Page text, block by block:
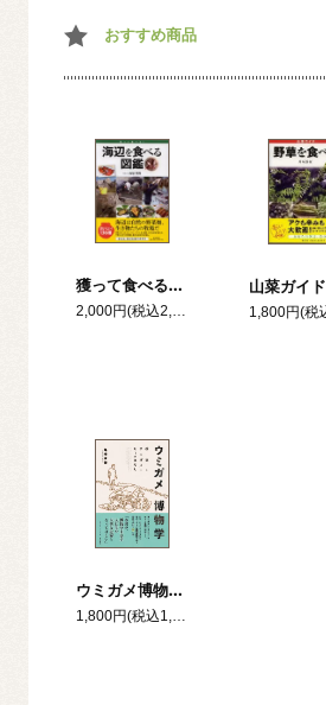
おすすめ商品
獲って食べる！海辺を食べる図鑑
2,000円(税込2,200円)
ウミガメ博物学 砂浜とウミガメとヒトのはなし
1,800円(税込1,980円)